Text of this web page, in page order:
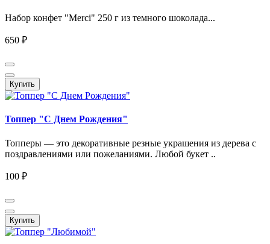
Набор конфет "Merci" 250 г из темного шоколада...
650 ₽
Купить
Топпер "C Днем Рождения"
Топперы — это декоративные резные украшения из дерева с
поздравлениями или пожеланиями. Любой букет ..
100 ₽
Купить